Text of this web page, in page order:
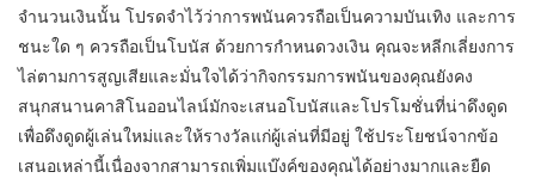
จำนวนเงินนั้น โปรดจำไว้ว่าการพนันควรถือเป็นความบันเทิง และการ
ชนะใด ๆ ควรถือเป็นโบนัส ด้วยการกำหนดวงเงิน คุณจะหลีกเลี่ยงการ
ไล่ตามการสูญเสียและมั่นใจได้ว่ากิจกรรมการพนันของคุณยังคง
สนุกสนานคาสิโนออนไลน์มักจะเสนอโบนัสและโปรโมชั่นที่น่าดึงดูด
เพื่อดึงดูดผู้เล่นใหม่และให้รางวัลแก่ผู้เล่นที่มีอยู่ ใช้ประโยชน์จากข้อ
เสนอเหล่านี้เนื่องจากสามารถเพิ่มแบ๊งค์ของคุณได้อย่างมากและยืด